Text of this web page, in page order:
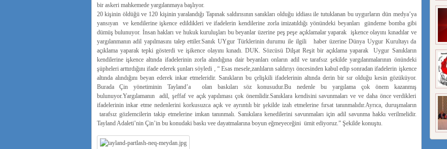
bir askeri mahkemede yargılanmaya başlıyor.
20 kişinin öldüğü ve 120 kişinin yaralandığı Tapınak saldırısının sanıkları olduğu iddiası ile tutuklanan bu uygurların dün medya’ya
yansıyan ve kendilerine işkence edildikleri ve ifadelerin kendilerine zorla imizatıldığı yönündeki beyanları gündeme bomba gibi
dümüş bulunuyor. İnsan hakları ve hukuk kuruluşları bu beyanlar üzerine peş peşe açıklamalar yaparak işkence olayını kınadılar ve
yargılanmanın adil yapılmasını talep ettiler.Sanık UYgur Türklerinin durumu ile ilgili haber üzerine Dünya Uygur Kurultayı da
açıklama yaparak tepki gösterdi ve işikence olayını kınadı. DUK. Sözcüsü Dilşat Reşit bir açıklama yaparak Uygur Sanıkların
kendilerine işkence altında ifadelerinin zorla alındığına dair beyanları onların adil ve tarafsız şekilde yargılanmalarının önündeki
şüpheleri arttırdığını ifade ederek şunları söyledi , “ Esas mesele,zanlıların saldırıyı öncesinden kabul edip sonradan ifadelerin işkence
altında alındığını beyan ederek inkar etmeleridir. Sanıkların bu çelişkili ifadelerinin altında derin bir sır olduğu kesin gözüküyor.
Burada Çin yönetiminin Tayland’a olan baskıları söz konusudur.Bu nedenle bu yargılama çok önem kazanmış
bulunuyor.Yargılamanın adil, şeffaf ve açık yapılıması çok önemlidir.Sanıklara kendisini savunmaları ve ve daha önce verdikleri
ifadelerinin inkar etme nedenlerini korkusuzca açık ve ayrıntılı bir şekilde izah etmelerine fırsat tanınmalıdır.Ayrıca, duruşmaların
tarafsız gözlemcilerin takip etmelerine imkan tanınmalı. Sanıkılara kenedilerini savunmaları için adil savunma hakkı verilmelidir.
Tayland Adaleti’nin Çin’in bu konudaki baskı vee dayatmalarına boyun eğmeyeceğini ümit ediyoruz.” Şekilde konuştu.